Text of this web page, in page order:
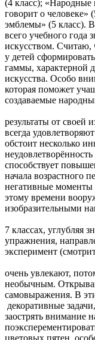
(4 класс);
говорит о человеке»
эмблемы» (5 класс).
всего учебного года
искусством. Считаю,
у детей
гаммы, характерной
искусства. Особо
которая поможет
Если
результаты от своей
всегда
обстоит несколько
способствует
начала возрастного
негативные моменты
этому времени
изобразительными
В
7 классах, углубляя
упражнения,
эксперимент
Детей
очень увлекают,
необычным.
самовыражения. В
декоративные
заострять внимание